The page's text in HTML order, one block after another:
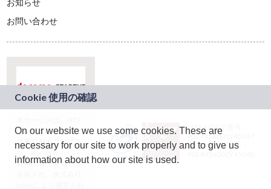
お知らせ
お問い合わせ
ドコモグループの新
規事業創出プログラ
ム「docomo
STARTUP」を通じて
JASRAC許諾番号：
9024936001Y45037
JASRAC許諾番号：
On our website we use some cookies. These are
necessary for our site to work properly and to give us
information about how our site is used.